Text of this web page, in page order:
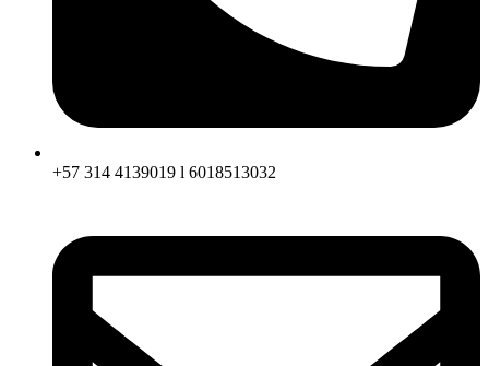
+57 314 4139019 l 6018513032